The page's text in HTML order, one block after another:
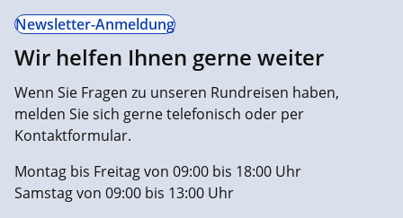
Newsletter-Anmeldung
Wir helfen Ihnen gerne weiter
Wenn Sie Fragen zu unseren Rundreisen haben,
melden Sie sich gerne telefonisch oder per
Kontaktformular.
Montag bis Freitag von 09:00 bis 18:00 Uhr
Samstag von 09:00 bis 13:00 Uhr